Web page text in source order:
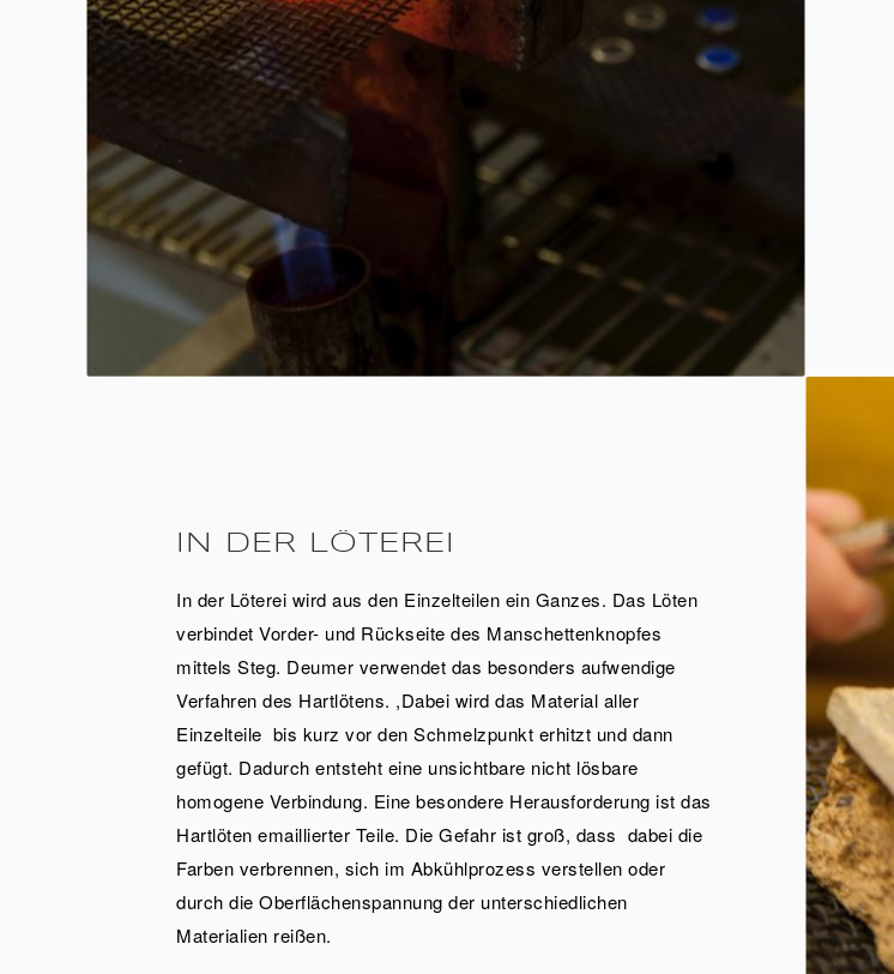
IN DER LÖTEREI
In der Löterei wird aus den Einzelteilen ein Ganzes. Das Löten
verbindet Vorder- und Rückseite des Manschettenknopfes
mittels Steg. Deumer verwendet das besonders aufwendige
Verfahren des Hartlötens. ,Dabei wird das Material aller
Einzelteile bis kurz vor den Schmelzpunkt erhitzt und dann
gefügt. Dadurch entsteht eine unsichtbare nicht lösbare
homogene Verbindung. Eine besondere Herausforderung ist das
Hartlöten emaillierter Teile. Die Gefahr ist groß, dass dabei die
Farben verbrennen, sich im Abkühlprozess verstellen oder
durch die Oberflächenspannung der unterschiedlichen
Materialien reißen.